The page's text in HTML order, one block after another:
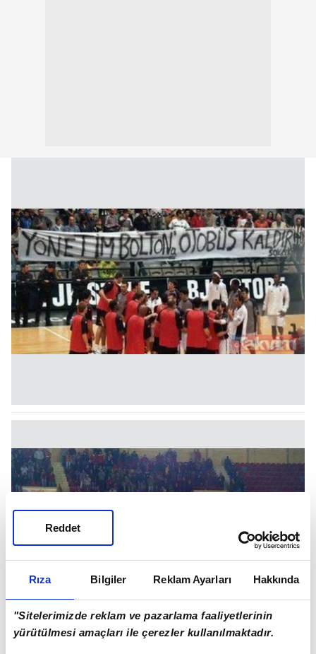
Rıza Bilgiler Reklam Ayarları Hakkında
"Sitelerimizde reklam ve pazarlama faaliyetlerinin
yürütülmesi amaçları ile çerezler kullanılmaktadır.
Reddet